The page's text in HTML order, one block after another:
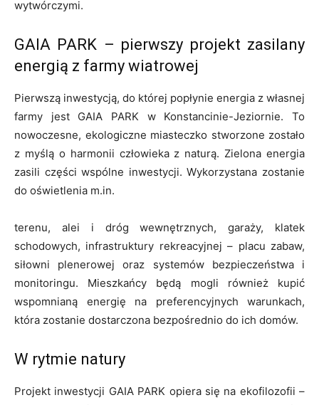
wytwórczymi.
GAIA PARK – pierwszy projekt zasilany
energią z farmy wiatrowej
Pierwszą inwestycją, do której popłynie energia z własnej
farmy jest GAIA PARK w Konstancinie-Jeziornie. To
nowoczesne, ekologiczne miasteczko stworzone zostało
z myślą o harmonii człowieka z naturą. Zielona energia
zasili części wspólne inwestycji. Wykorzystana zostanie
do oświetlenia m.in.
terenu, alei i dróg wewnętrznych, garaży, klatek
schodowych, infrastruktury rekreacyjnej – placu zabaw,
siłowni plenerowej oraz systemów bezpieczeństwa i
monitoringu. Mieszkańcy będą mogli również kupić
wspomnianą energię na preferencyjnych warunkach,
która zostanie dostarczona bezpośrednio do ich domów.
W rytmie natury
Projekt inwestycji GAIA PARK opiera się na ekofilozofii –